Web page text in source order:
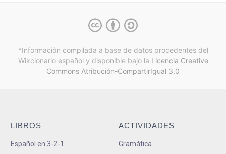
*Información compilada a base de datos procedentes del
Wikcionario español y disponible bajo la Licencia Creative
Commons Atribución-CompartirIgual 3.0
LIBROS
Español en 3-2-1
ACTIVIDADES
Gramática